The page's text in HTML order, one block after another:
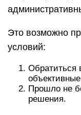
Это возможно
условий:
Обратиться
Прошло не
решения.